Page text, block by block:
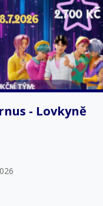
- Lovkyně